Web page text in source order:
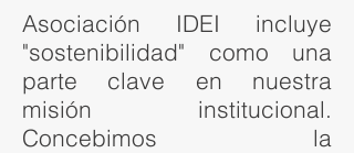
Asociación IDEI incluye
"sostenibilidad" como una
parte clave en nuestra
misión institucional.
Concebimos la